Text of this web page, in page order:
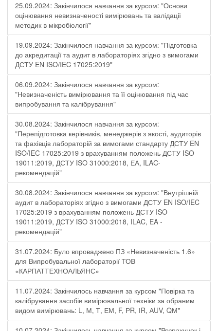
25.09.2024: Закінчилося навчання за курсом: "Основи
оцінювання невизначеності вимірювань та валідації
методик в мікробіології"
19.09.2024: Закінчилося навчання за курсом: "Підготовка
до акредитації та аудит в лабораторіях згідно з вимогами
ДСТУ EN ISO/IEC 17025:2019"
06.09.2024: Закінчилося навчання за курсом:
"Невизначеність вимірювання та її оцінювання під час
випробування та калібрування"
30.08.2024: Закінчилося навчання за курсом:
"Перепідготовка керівників, менеджерів з якості, аудиторів
та фахівців лабораторій за вимогами стандарту ДСТУ EN
ISO/IEC 17025:2019 з врахуванням положень ДСТУ ISO
19011:2019, ДСТУ ISO 31000:2018, ЕА, ILAC-
рекомендацій"
30.08.2024: Закінчилося навчання за курсом: "Внутрішній
аудит в лабораторіях згідно з вимогами ДСТУ EN ISO/IEC
17025:2019 з врахуванням положень ДСТУ ISO
19011:2019, ДСТУ ISO 31000:2018, ILAC, EA -
рекомендацій"
31.07.2024: Було впроваджено ПЗ «Невизначеність 1.6»
для Випробувальної лабораторії ТОВ
«КАРПАТТЕХНОАЛЬЯНС»
11.07.2024: Закінчилось навчання за курсом "Повірка та
калібрування засобів вимірювальної техніки за обраним
видом вимірювань: L, М, Т, ЕМ, F, РR, ІR, АUV, QМ"